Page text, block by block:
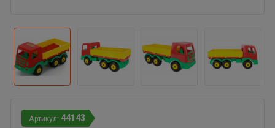
44143